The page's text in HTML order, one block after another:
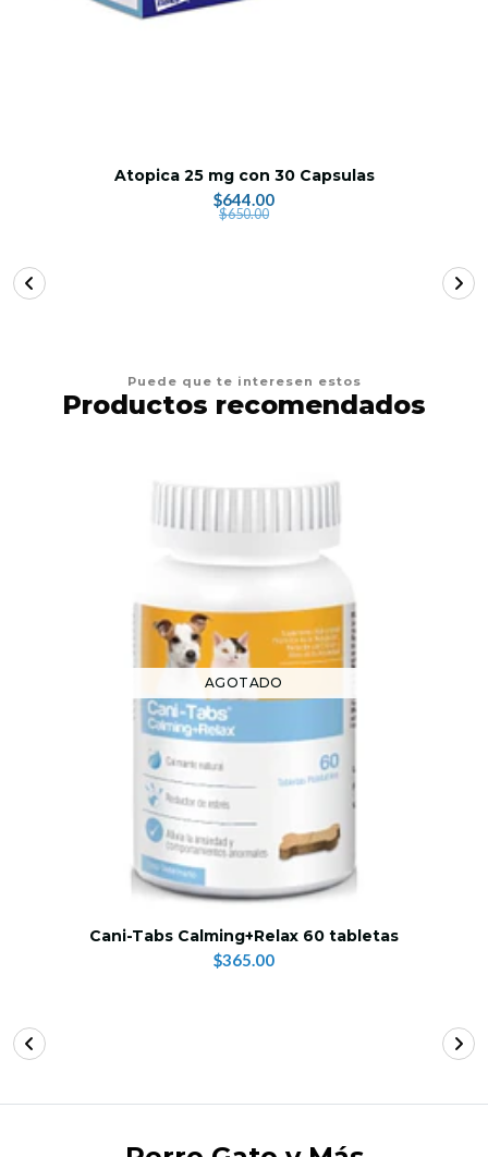
Atopica 25 mg con 30 Capsulas
$644.00
$650.00
Puede que te interesen estos
Productos recomendados
AGOTADO
Cani-Tabs Calming+Relax 60 tabletas
$365.00